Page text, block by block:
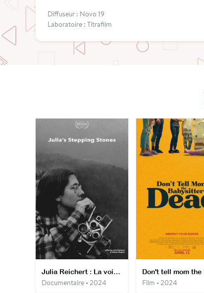
Diffuseur : Novo 19
Laboratoire : Titrafilm
Julia Reichert : La voie du documentaire
Documentaire • 2024 Film • 2024